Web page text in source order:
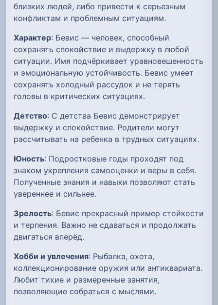
близких людей, либо привести к серьезным
конфликтам и проблемным ситуациям.
Характер: Бевис — человек, способный
сохранять спокойствие и выдержку в любой
ситуации. Имя подчёркивает уравновешенность
и эмоциональную устойчивость. Бевис умеет
сохранять холодный рассудок и не терять
головы в критических ситуациях.
Детство: С детства Бевис демонстрирует
выдержку и спокойствие. Родители могут
рассчитывать на ребенка в трудных ситуациях.
Юность: Подростковые годы проходят под
знаком укрепления самооценки и веры в себя.
Полученные знания и навыки позволяют стать
увереннее и сильнее.
Зрелость: Бевис прекрасный пример стойкости
и терпения. Важно не сдаваться и продолжать
двигаться вперёд.
Хобби и увлечения: Рыбалка, охота,
коллекционирование оружия или антиквариата.
Любит тихие и размеренные занятия,
позволяющие собраться с мыслями.